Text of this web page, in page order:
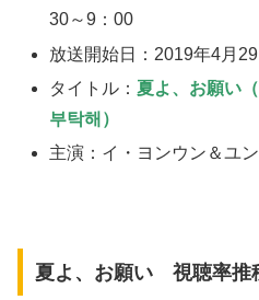
30～9：00
放送開始日：2019年4月29
タイトル：夏よ、お願い
부탁해）
主演：イ・ヨンウン＆ユ
夏よ、お願い 視聴率推